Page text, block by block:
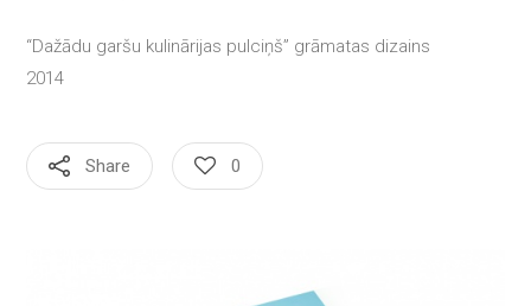
“Dažādu garšu kulinārijas pulciņš” grāmatas dizains
2014
Share 0